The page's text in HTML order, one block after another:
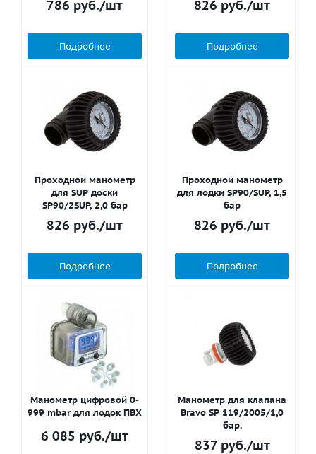
786 руб./шт
Подробнее
826 руб./шт
Подробнее
Проходной манометр
для SUP доски
SP90/2SUP, 2,0 бар
826 руб./шт
Подробнее
Проходной манометр
для лодки SP90/SUP, 1,5
бар
826 руб./шт
Подробнее
Манометр цифровой 0-
999 mbar для лодок ПВХ
6 085 руб./шт
Манометр для клапана
Bravo SP 119/2005/1,0
бар.
837руб./шт